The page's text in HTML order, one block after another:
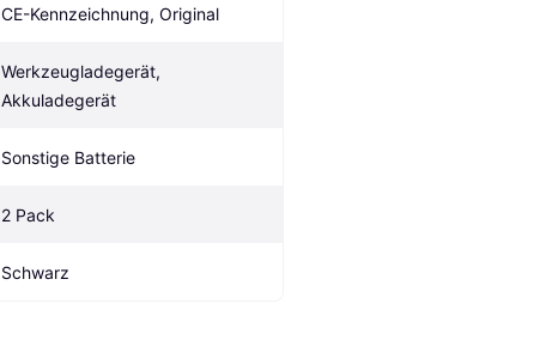
CE-Kennzeichnung, Original
Werkzeugladegerät,
Akkuladegerät
Sonstige Batterie
2 Pack
Schwarz